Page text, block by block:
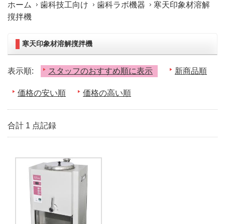
ホーム 歯科技工向け 歯科ラボ機器
寒天印象材溶解
撹拌機
寒天印象材溶解撹拌機
表示順: スタッフのおすすめ順に表示 新商品順
価格の安い順 価格の高い順
合計 1 点記録